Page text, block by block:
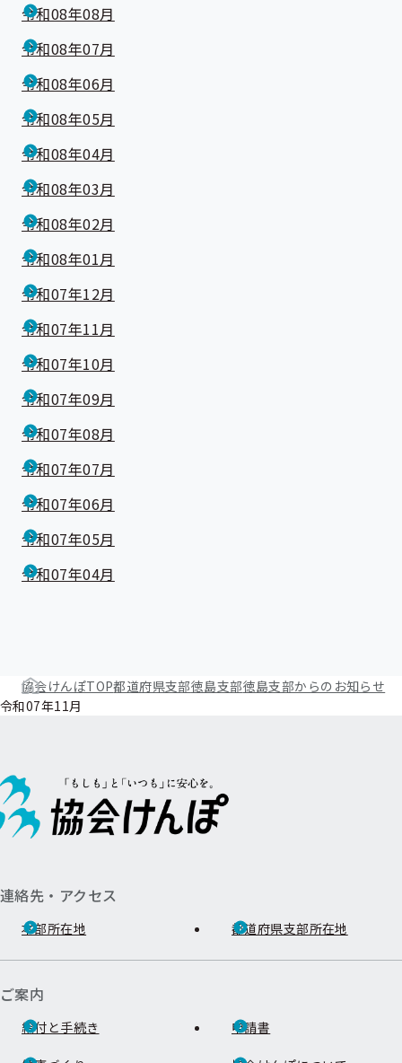
令和08年08月
令和08年07月
令和08年06月
令和08年05月
令和08年04月
令和08年03月
令和08年02月
令和08年01月
令和07年12月
令和07年11月
令和07年10月
令和07年09月
令和07年08月
令和07年07月
令和07年06月
令和07年05月
令和07年04月
協会けんぽTOP都道府県支部徳島支部徳島支部からのお知らせ
令和07年11月
連絡先・アクセス
本部所在地 都道府県支部所在地
ご案内
給付と手続き 申請書